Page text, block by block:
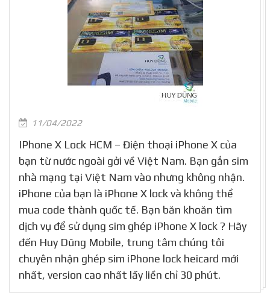
11/04/2022
IPhone X Lock HCM – Điện thoại iPhone X của
bạn từ nước ngoài gởi về Việt Nam. Bạn gắn sim
nhà mạng tại Việt Nam vào nhưng không nhận.
iPhone của bạn là iPhone X lock và không thể
mua code thành quốc tế. Bạn băn khoăn tìm
dịch vụ để sử dụng sim ghép iPhone X lock ? Hãy
đến Huy Dũng Mobile, trung tâm chúng tôi
chuyên nhận ghép sim iPhone lock heicard mới
nhất, version cao nhất lấy liền chỉ 30 phút.